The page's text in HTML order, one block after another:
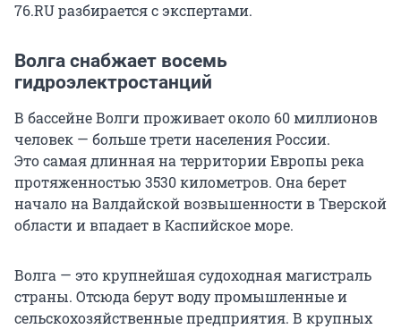
76.RU разбирается с экспертами.
Волга снабжает восемь
гидроэлектростанций
В бассейне Волги проживает около 60 миллионов
человек — больше трети населения России.
Это самая длинная на территории Европы река
протяженностью 3530 километров. Она берет
начало на Валдайской возвышенности в Тверской
области и впадает в Каспийское море.
Волга — это крупнейшая судоходная магистраль
страны. Отсюда берут воду промышленные и
сельскохозяйственные предприятия. В крупных